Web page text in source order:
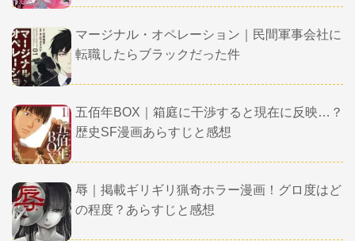
マージナル・オペレーション｜民間軍事会社に
転職したらブラックだった件
五佰年BOX｜箱庭に干渉すると現在に反映…？
歴史SF漫画あらすじと感想
辱｜掲載ギリギリ猟奇ホラー漫画！グロ度はど
の程度？あらすじと感想